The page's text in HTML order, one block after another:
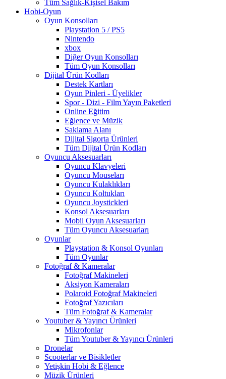
Tüm Sağlık-Kişisel Bakım
Hobi-Oyun
Oyun Konsolları
Playstation 5 / PS5
Nintendo
xbox
Diğer Oyun Konsolları
Tüm Oyun Konsolları
Dijital Ürün Kodları
Destek Kartları
Oyun Pinleri - Üyelikler
Spor - Dizi - Film Yayın Paketleri
Online Eğitim
Eğlence ve Müzik
Saklama Alanı
Dijital Sigorta Ürünleri
Tüm Dijital Ürün Kodları
Oyuncu Aksesuarları
Oyuncu Klavyeleri
Oyuncu Mouseları
Oyuncu Kulaklıkları
Oyuncu Koltukları
Oyuncu Joystickleri
Konsol Aksesuarları
Mobil Oyun Aksesuarları
Tüm Oyuncu Aksesuarları
Oyunlar
Playstation & Konsol Oyunları
Tüm Oyunlar
Fotoğraf & Kameralar
Fotoğraf Makineleri
Aksiyon Kameraları
Polaroid Fotoğraf Makineleri
Fotoğraf Yazıcıları
Tüm Fotoğraf & Kameralar
Youtuber & Yayıncı Ürünleri
Mikrofonlar
Tüm Youtuber & Yayıncı Ürünleri
Dronelar
Scooterlar ve Bisikletler
Yetişkin Hobi & Eğlence
Müzik Ürünleri